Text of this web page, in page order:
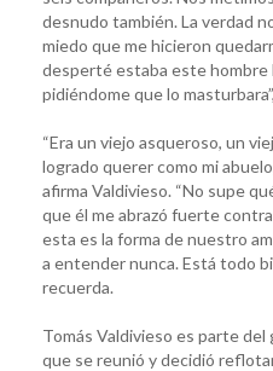
desnudo también. La verdad
miedo que me hicieron
desperté estaba este hombre
pidiéndome que lo
“Era un viejo asqueroso, un
logrado querer como mi
afirma Valdivieso. “No supe
que él me abrazó fuerte
esta es la forma de nuestro
a entender nunca. Está todo
recuerda.
Tomás Valdivieso es parte
que se reunió y decidió